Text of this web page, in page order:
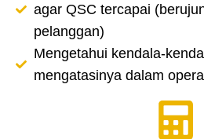
agar QSC tercapai
pelanggan)
Mengetahui kendala-
mengatasinya dalam